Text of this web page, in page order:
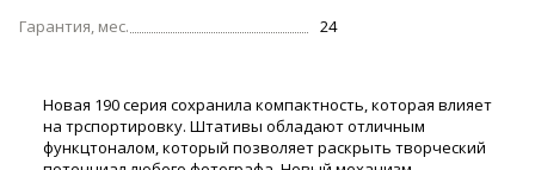
Гарантия, мес.
24
Новая 190 серия сохранила компактность, которая влияет
на трспортировку. Штативы обладают отличным
функцтоналом, который позволяет раскрыть творческий